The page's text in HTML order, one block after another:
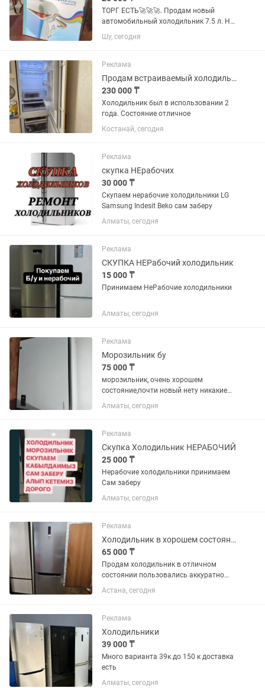
ТОРГ ЕСТЬ🚀🚀🚀. Продам новый
автомобильный холодильник 7.5 л. Не
использовался ни разу, полностью
новый. Оснащён функциями
поездок, отдыха, рыбалки, кемпинга и...
Шу, сегодня
Реклама
Продам встраиваемый холодильник
230 000 ₸
Холодильник был в использовании 2
года. Состояние отличное
Костанай, сегодня
Реклама
скупка НЕрабочих
30 000 ₸
Скупаем нерабочие холодильники LG
Samsung Indesit Beko сам заберу
Алматы, сегодня
Реклама
СКУПКА НЕРабочий холодильник
15 000 ₸
Принимаем НеРабочие холодильники
Алматы, сегодня
Реклама
Морозильник бу
75 000 ₸
морозильник, очень хорошем
состояние,почти новый нету никакие
минусы.317 л
Алматы, сегодня
Реклама
Скупка Холодильник НЕРАБОЧИЙ
25 000 ₸
Нерабочие холодильники принимаем
Сам заберу
Алматы, сегодня
Реклама
Холодильник в хорошем состоянии
65 000 ₸
Продам холодильник в отличном
состоянии пользовались аккуратно
полностью в рабочем состоянии
работает очень тихо, No Frost не нужно
вся комплектация на месте...
Астана, сегодня
Реклама
Холодильники
39 000 ₸
Много варианта 39к до 150 к доставка
есть
Алматы, сегодня